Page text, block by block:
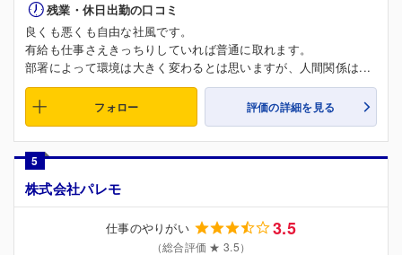
残業・休日出勤の口コミ
良くも悪くも自由な社風です。
有給も仕事さえきっちりしていれば普通に取れます。
部署によって環境は大きく変わるとは思いますが、人間関係は...
フォロー 評価の詳細を見る
5
株式会社パレモ
仕事のやりがい 3.5
（総合評価 ★ 3.5）